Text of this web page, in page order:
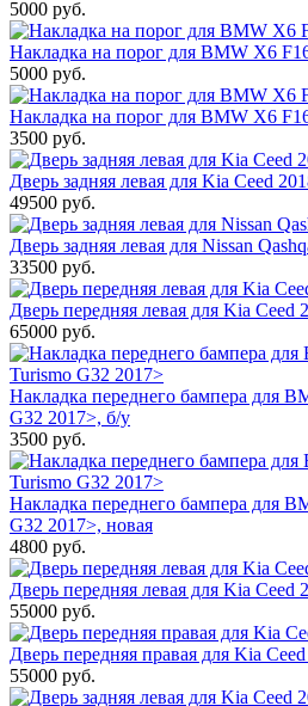
5000 руб.
Накладка на порог для BMW X6
5000 руб.
Накладка на порог для BMW X6
3500 руб.
Дверь задняя левая для Kia Ceed
49500 руб.
Дверь задняя левая для Nissan
33500 руб.
Дверь передняя левая для Kia Ceed
65000 руб.
Накладка переднего бампера для
G32 2017>, б/у
3500 руб.
Накладка переднего бампера для
G32 2017>, новая
4800 руб.
Дверь передняя левая для Kia Ceed
55000 руб.
Дверь передняя правая для Kia
55000 руб.